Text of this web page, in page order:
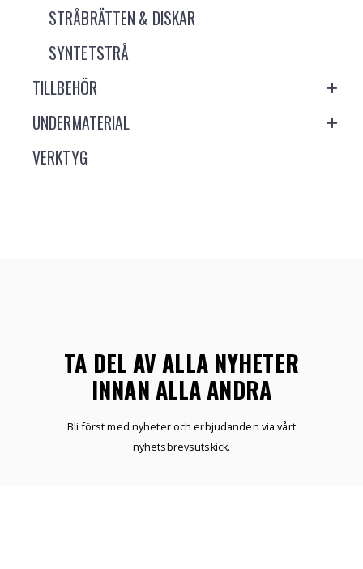
STRÅBRÄTTEN & DISKAR
SYNTETSTRÅ
TILLBEHÖR
UNDERMATERIAL
VERKTYG
TA DEL AV ALLA NYHETER
INNAN ALLA ANDRA
Bli först med nyheter och erbjudanden via vårt
nyhetsbrevsutskick.